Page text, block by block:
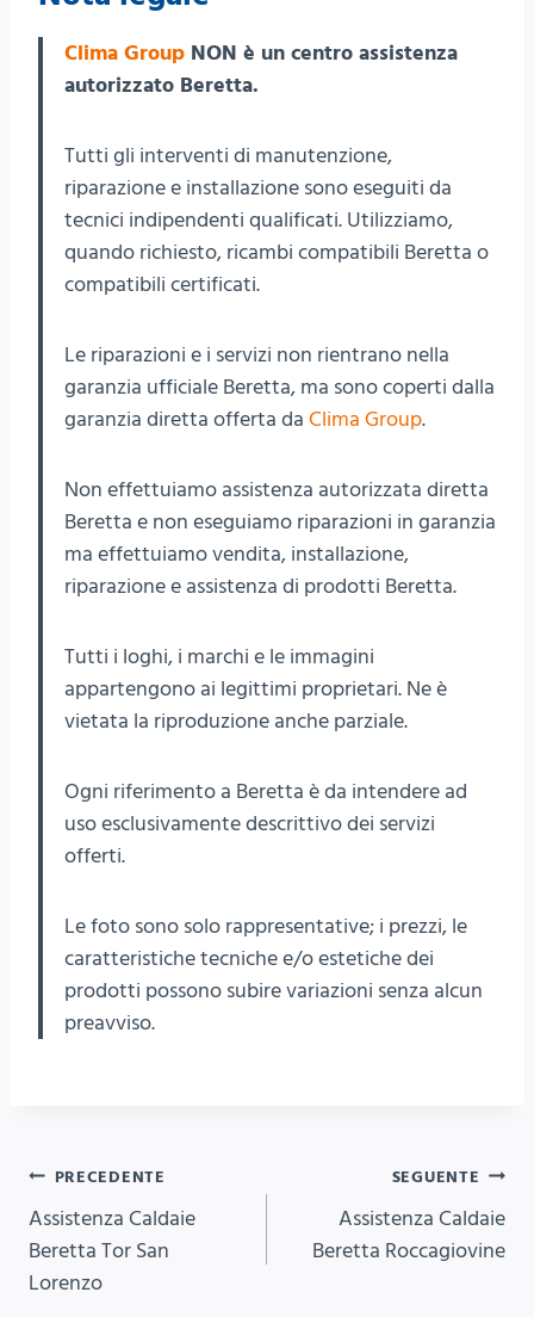
Clima Group NON è un centro assistenza
autorizzato Beretta.
Tutti gli interventi di manutenzione,
riparazione e installazione sono eseguiti da
tecnici indipendenti qualificati. Utilizziamo,
quando richiesto, ricambi compatibili Beretta o
compatibili certificati.
Le riparazioni e i servizi non rientrano nella
garanzia ufficiale Beretta, ma sono coperti dalla
garanzia diretta offerta da Clima Group.
Non effettuiamo assistenza autorizzata diretta
Beretta e non eseguiamo riparazioni in garanzia
ma effettuiamo vendita, installazione,
riparazione e assistenza di prodotti Beretta.
Tutti i loghi, i marchi e le immagini
appartengono ai legittimi proprietari. Ne è
vietata la riproduzione anche parziale.
Ogni riferimento a Beretta è da intendere ad
uso esclusivamente descrittivo dei servizi
offerti.
Le foto sono solo rappresentative; i prezzi, le
caratteristiche tecniche e/o estetiche dei
prodotti possono subire variazioni senza alcun
preavviso.
Navigazione
articoli
PRECEDENTE
Assistenza Caldaie
Beretta Tor San
Lorenzo
SEGUENTE
Assistenza Caldaie
Beretta Roccagiovine